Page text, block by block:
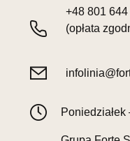
+48 801 644
(opłata